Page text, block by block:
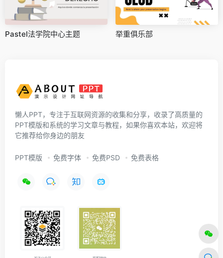
Pastel法学院中心主题 举重俱乐部
懒人PPT，专注于互联网资源的收集和分享，收录了高质量的
PPT模版和系统的学习文章与教程，如果你喜欢本站，欢迎将
它推荐给你身边的朋友
PPT模版 免费字体 免费PSD 免费表格